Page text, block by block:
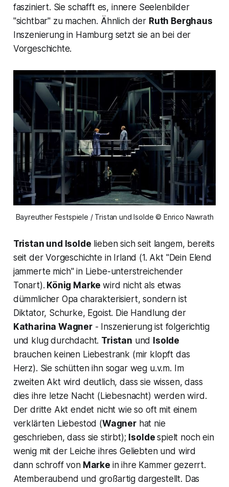
fasziniert. Sie schafft es, innere Seelenbilder
"sichtbar" zu machen. Ähnlich der Ruth Berghaus
Inszenierung in Hamburg setzt sie an bei der
Vorgeschichte.
Bayreuther Festspiele / Tristan und Isolde © Enrico Nawrath
Tristan und Isolde lieben sich seit langem, bereits
seit der Vorgeschichte in Irland (1. Akt "Dein Elend
jammerte mich" in Liebe-unterstreichender
Tonart). König Marke wird nicht als etwas
dümmlicher Opa charakterisiert, sondern ist
Diktator, Schurke, Egoist. Die Handlung der
Katharina Wagner- Inszenierung ist folgerichtig
und klug durchdacht. Tristan und
Isolde
brauchen keinen Liebestrank (mir klopft das
Herz). Sie schütten ihn sogar weg u.v.m. Im
zweiten Akt wird deutlich, dass sie wissen, dass
dies ihre letze Nacht (Liebesnacht) werden wird.
Der dritte Akt endet nicht wie so oft mit einem
verklärten Liebestod (Wagnerhat nie
geschrieben, dass sie stirbt); Isolde spielt noch ein
wenig mit der Leiche ihres Geliebten und wird
dann schroff vonMarke in ihre Kammer gezerrt.
Atemberaubend und großartig dargestellt. Das